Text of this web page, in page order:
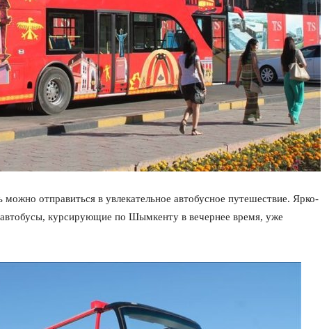
отправиться в увлекательное автобусное путешествие. Ярко-
курсирующие по Шымкенту в вечернее время, уже